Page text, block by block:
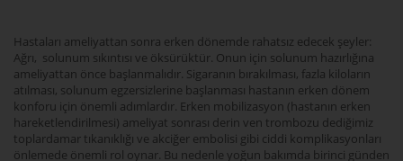
Hastaları ameliyattan sonra erken dönemde rahatsız edecek şeyler:
Ağrı, solunum sıkıntısı ve öksürüktür. Onun için solunum hazırlığına
ameliyattan önce başlanmalıdır. Sigaranın bırakılması, fazla kiloların
atılması, solunum egzersizlerine başlanması hastanın erken dönem
konforu için önemli adımlardır. Erken mobilizasyon (hastanın erken
hareketlendirilmesi) ameliyat sonrası derin ven trombozu dediğimiz
toplardamar tıkanıklığı ve akciğer embolisi gibi ciddi komplikasyonları
önlemede önemli rol oynar. Bu nedenle yoğun bakımda birinci günden